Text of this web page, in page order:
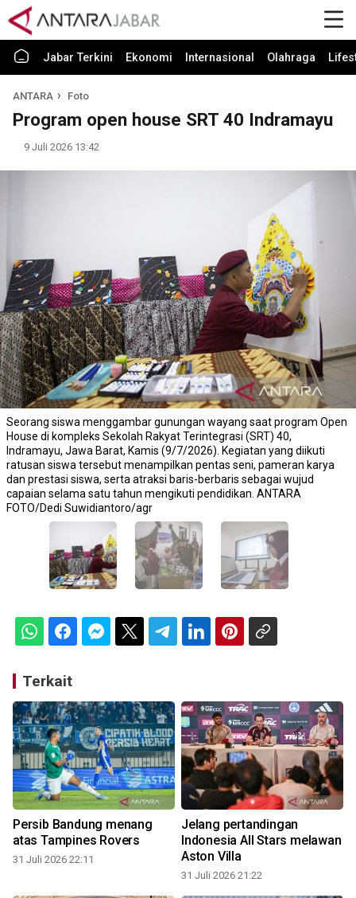
Jabar Terkini Ekonomi Internasional Olahraga
ANTARA Foto
Program open house SRT 40 Indramayu
9 Juli 2026 13:42
Seorang siswa menggambar gunungan wayang saat program Open
House di kompleks Sekolah Rakyat Terintegrasi (SRT) 40,
Indramayu, Jawa Barat, Kamis (9/7/2026). Kegiatan yang diikuti
ratusan siswa tersebut menampilkan pentas seni, pameran karya
dan prestasi siswa, serta atraksi baris-berbaris sebagai wujud
capaian selama satu tahun mengikuti pendidikan. ANTARA
FOTO/Dedi Suwidiantoro/agr
Terkait
Persib Bandung menang
atas Tampines Rovers
31 Juli 2026 22:11
Jelang pertandingan
Indonesia All Stars melawan
Aston Villa
31 Juli 2026 21:22